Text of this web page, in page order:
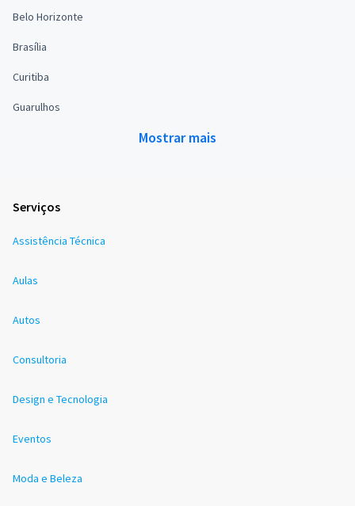
Belo Horizonte
Brasília
Curitiba
Guarulhos
Mostrar mais
Serviços
Assistência Técnica
Aulas
Autos
Consultoria
Design e Tecnologia
Eventos
Moda e Beleza